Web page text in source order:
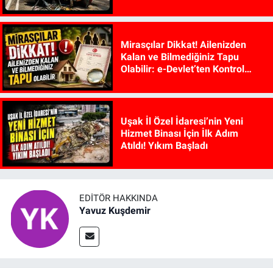
Mirasçılar Dikkat! Ailenizden
Kalan ve Bilmediğiniz Tapu
Olabilir: e-Devlet’ten Kontrol
Uşak İl Özel İdaresi’nin Yeni
Hizmet Binası İçin İlk Adım
Atıldı! Yıkım Başladı
EDITÖR HAKKINDA
Yavuz Kuşdemir